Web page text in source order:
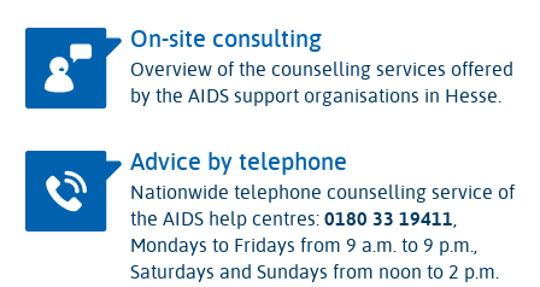
On-site consulting
Overview of the counselling services offered
by the AIDS support organisations in Hesse.
Advice by telephone
Nationwide telephone counselling service of
the AIDS help centres:0180 33 19411,
Mondays to Fridays from 9 a.m. to 9 p.m.,
Saturdays and Sundays from noon to 2 p.m.